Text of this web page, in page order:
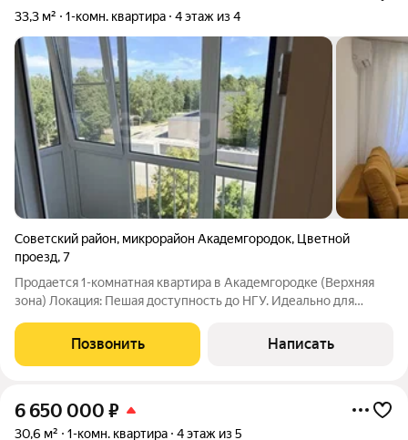
33,3 м² 1-комн. квартира 4 этаж из 4
Советский район, микрорайон Академгородок, Цветной
проезд,7
Продается 1-комнатная квартира в Академгородке (Верхняя
зона) Локация: Пешая доступность до НГУ. Идеально для
академическую атмосферу. Состояние: Квартира после
ПОЛНОГО капитального ремонта с заменой всех
Позвонить Написать
6 650 000 ₽
30,6 м² 1-комн. квартира 4 этаж из 5